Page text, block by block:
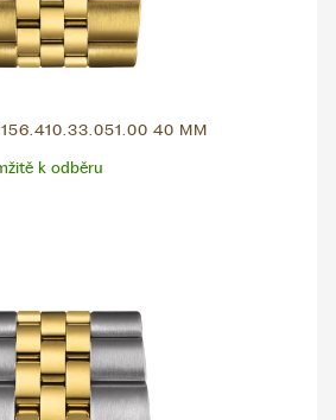
40 MM
k odběru